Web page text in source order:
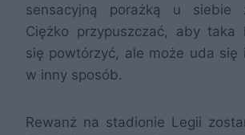
sensacyjną porażką u siebie
Ciężko przypuszczać, aby taka
się powtórzyć, ale może uda się
w inny sposób.
Rewanż na stadionie Legii